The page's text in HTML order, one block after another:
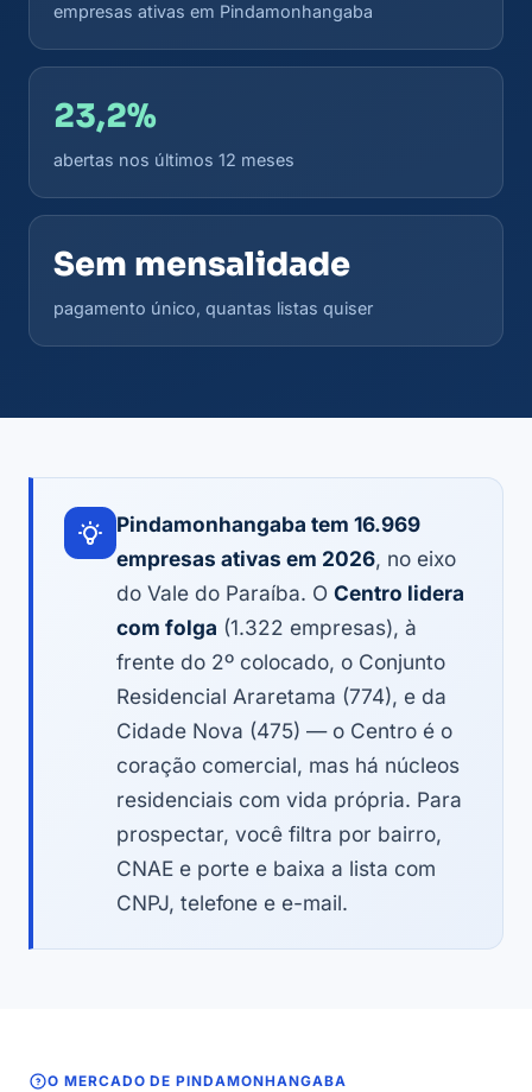
empresas ativas em Pindamonhangaba
23,2%
abertas nos últimos 12 meses
Sem mensalidade
pagamento único, quantas listas quiser
Pindamonhangaba tem 16.969
empresas ativas em 2026, no eixo
do Vale do Paraíba. O Centro lidera
com folga (1.322 empresas), à
frente do 2º colocado, o Conjunto
Residencial Araretama (774), e da
Cidade Nova (475) — o Centro é o
coração comercial, mas há núcleos
residenciais com vida própria. Para
prospectar, você filtra por bairro,
CNAE e porte e baixa a lista com
CNPJ, telefone e e-mail.
O MERCADO DE PINDAMONHANGABA